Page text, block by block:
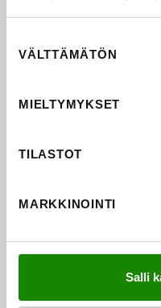
valinta
VÄLTTÄMÄTÖN
MIELTYMYKSET
TILASTOT
MARKKINOINTI
Salli
Puistolassa, hän
ymmärtäneet
DESIGN |